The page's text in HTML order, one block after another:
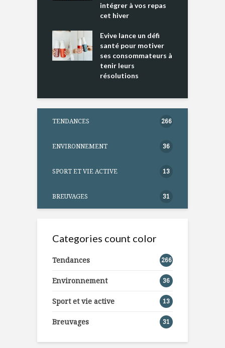
intégrer à vos repas
cet hiver
Evive lance un défi
santé pour motiver
ses consommateurs à
tenir leurs
résolutions
TENDANCES 266
ENVIRONNEMENT 36
SPORT ET VIE ACTIVE 13
BREUVAGES 31
Categories count color
Tendances 266
Environnement 36
Sport et vie active 13
Breuvages 31